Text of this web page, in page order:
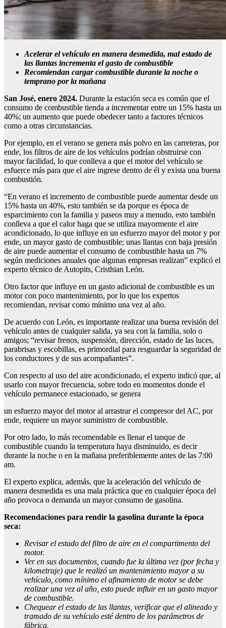
Acelerar el vehículo en manera desmedida, mal estado de
las llantas incrementa el gasto de combustible
Recomiendan cargar combustible durante la noche o
temprano por la mañana
San José, enero 2024. Durante la estación seca es común que el
consumo de combustible tienda a incrementar entre un 15% hasta un
40%; un aumento que puede obedecer tanto a factores técnicos
como a otras circunstancias.
Por ejemplo, en el verano se genera más polvo en las carreteras, por
ende, los filtros de aire de los vehículos podrían obstruirse con
mayor facilidad, lo que conlleva a que el motor del vehículo se
esfuerce más para que el aire ingrese dentro de él y exista una buena
combustión.
“En verano el incremento de combustible puede aumentar desde un
15% hasta un 40%, esto también se da porque es época de
esparcimiento con la familia y paseos muy a menudo, esto también
conlleva a que el calor haga que se utiliza mayormente el aire
acondicionado, lo que influye en un esfuerzo mayor del motor y por
ende, un mayor gasto de combustible; unas llantas con baja presión
de aire puede aumentar el consumo de combustible hasta un 7%
según mediciones anuales que algunas empresas realizan” explicó el
experto técnico de Autopits, Cristhian León.
Otro factor que influye en un gasto adicional de combustible es un
motor con poco mantenimiento, por lo que los expertos
recomiendan, revisar como mínimo una vez al año.
De acuerdo con León, es importante realizar una buena revisión del
vehículo antes de cualquier salida, ya sea con la familia, solo o
amigos; “revisar frenos, suspensión, dirección, estado de las luces,
parabrisas y escobillas, es primordial para resguardar la seguridad de
los conductores y de sus acompañantes”.
Con respecto al uso del aire acondicionado, el experto indicó que, al
usarlo con mayor frecuencia, sobre todo en momentos donde el
vehículo permanece estacionado, se genera
un esfuerzo mayor del motor al arrastrar el compresor del AC, por
ende, requiere un mayor suministro de combustible.
Por otro lado, lo más recomendable es llenar el tanque de
combustible cuando la temperatura haya disminuido, es decir
durante la noche o en la mañana preferiblemente antes de las 7:00
am.
El experto explica, además, que la aceleración del vehículo de
manera desmedida es una mala práctica que en cualquier época del
año provoca o demanda un mayor consumo de gasolina.
Recomendaciones para rendir la gasolina durante la época
seca:
Revisar el estado del filtro de aire en el compartimento del
motor.
Ver en sus documentos, cuando fue la última vez (por fecha y
kilometraje) que le realizó un mantenimiento mayor a su
vehículo, como mínimo el afinamiento de motor se debe
realizar una vez al año, esto puede influir en un gasto mayor
de combustible.
Chequear el estado de las llantas, verificar que el alineado y
tramado de su vehículo esté dentro de los parámetros de
fábrica.